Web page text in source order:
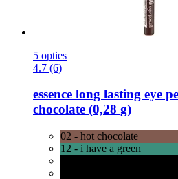
5 opties
4.7 (6)
essence long lasting eye
chocolate (0,28 g)
02 - hot chocolate
12 - i have a green